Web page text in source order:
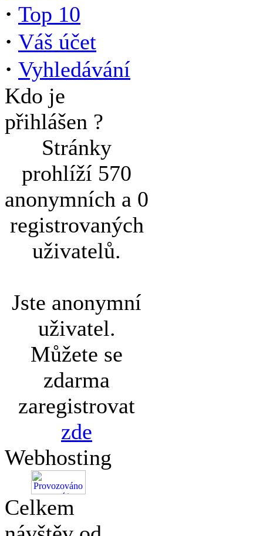
· Top 10
· Váš účet
· Vyhledávání
Kdo je
přihlášen ?
Stránky
prohlíží 570
anonymních a 0
registrovaných
uživatelů.
Jste anonymní
uživatel.
Můžete se
zdarma
zaregistrovat
zde
Webhosting
Celkem